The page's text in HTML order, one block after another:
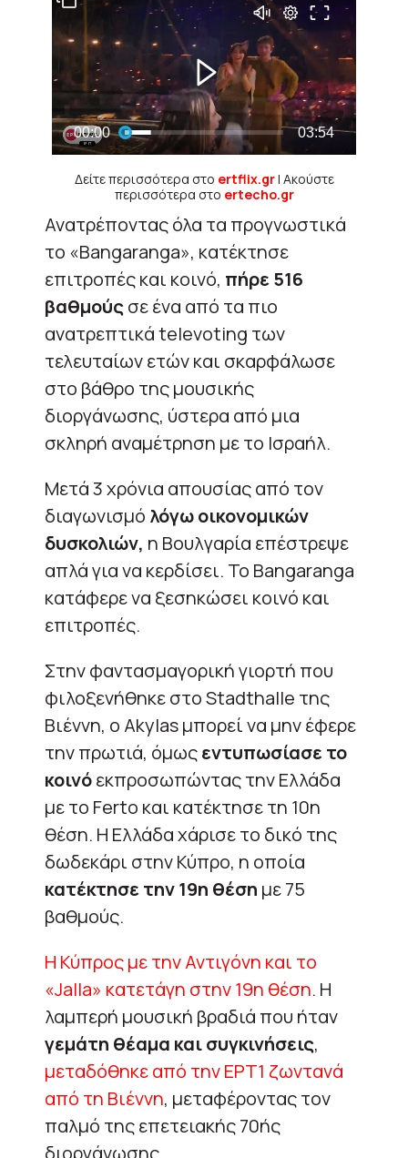
Δείτε περισσότερα στο ertflix.gr| Ακούστε
περισσότερα στο ertecho.gr
Ανατρέποντας όλα τα προγνωστικά
το «Bangaranga», κατέκτησε
επιτροπές και κοινό, πήρε 516
βαθμούςσε ένα από τα πιο
ανατρεπτικά televoting των
τελευταίων ετών και σκαρφάλωσε
στο βάθρο της μουσικής
διοργάνωσης, ύστερα από μια
σκληρή αναμέτρηση με το Ισραήλ.
Μετά 3 χρόνια απουσίας από τον
διαγωνισμό λόγω οικονομικών
δυσκολιών, η Βουλγαρία επέστρεψε
απλά για να κερδίσει. Το Bangaranga
κατάφερε να ξεσηκώσει κοινό και
επιτροπές.
Στην φαντασμαγορική γιορτή που
φιλοξενήθηκε στο Stadthalle της
Βιέννη, ο Akylas μπορεί να μην έφερε
την πρωτιά, όμωςεντυπωσίασε το
κοινόεκπροσωπώντας την Ελλάδα
με το Ferto και κατέκτησε τη 10η
θέση. Η Ελλάδα χάρισε το δικό της
δωδεκάρι στην Κύπρο, η οποία
κατέκτησε την 19η θέση με 75
βαθμούς.
H Κύπρος με την Αντιγόνη και το
«Jalla» κατετάγη στην 19η θέση. Η
λαμπερή μουσική βραδιά που ήταν
γεμάτη θέαμα και συγκινήσεις,
μεταδόθηκε από την ΕΡΤ1 ζωντανά
από τη Βιέννη, μεταφέροντας τον
παλμό της επετειακής 70ής